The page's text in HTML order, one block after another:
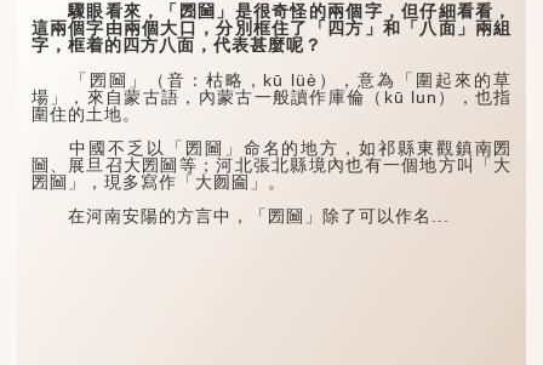
驟眼看來，「圐圙」是很奇怪的兩個字，但仔細看看，
這兩個字由兩個大口，分別框住了「四方」和「八面」兩組
字，框着的四方八面，代表甚麼呢？
「圐圙」（音：枯略，kū lüè），意為「圍起來的草
場」，來自蒙古語，內蒙古一般讀作庫倫（kū lun），也指
圍住的土地。
中國不乏以「圐圙」命名的地方，如祁縣東觀鎮南圐
圙、展旦召大圐圙等；河北張北縣境內也有一個地方叫「大
圐圙」，現多寫作「大囫圇」。
在河南安陽的方言中，「圐圙」除了可以作名...